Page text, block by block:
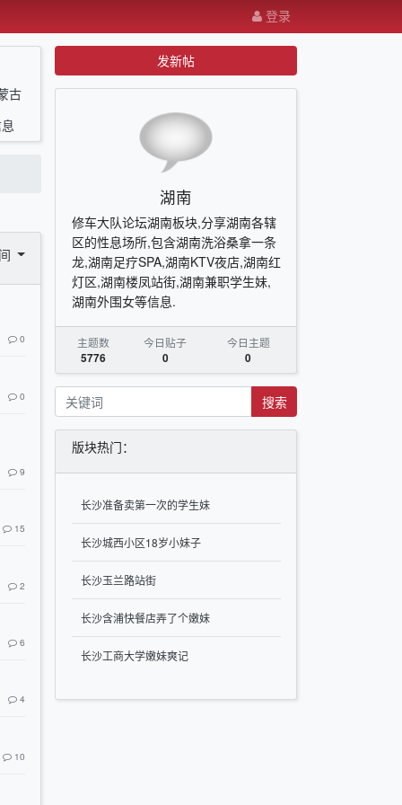
登录
古
0
0
9
15
2
6
4
10
发新帖
湖南
修车大队论坛湖南板块,分享湖南各辖
区的性息场所,包含湖南洗浴桑拿一条
龙,湖南足疗SPA,湖南KTV夜店,湖南红
灯区,湖南楼凤站街,湖南兼职学生妹,
湖南外围女等信息.
主题数
5776
今日贴子
0
今日主题
0
搜索
版块热门：
长沙准备卖第一次的学生妹
长沙城西小区18岁小妹子
长沙玉兰路站街
长沙含浦快餐店弄了个嫩妹
长沙工商大学嫩妹爽记